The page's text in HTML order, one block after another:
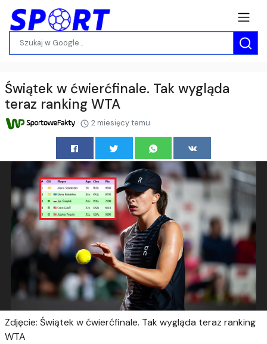
Świątek w ćwierćfinale. Tak wygląda
teraz ranking WTA
2 miesięcy temu
Zdjęcie: Świątek w ćwierćfinale. Tak wygląda teraz ranking
WTA